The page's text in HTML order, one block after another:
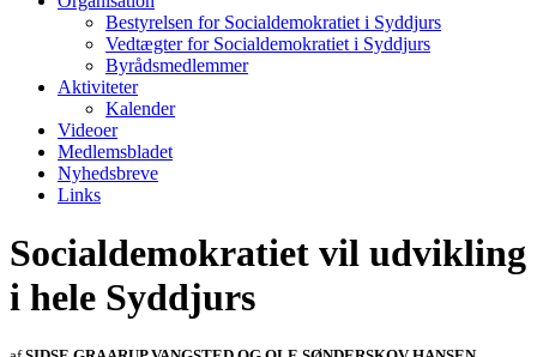
Bestyrelsen for Socialdemokratiet i Syddjurs
Vedtægter for Socialdemokratiet i Syddjurs
Byrådsmedlemmer
Aktiviteter
Kalender
Videoer
Medlemsbladet
Nyhedsbreve
Links
Socialdemokratiet vil udvikling
i hele Syddjurs